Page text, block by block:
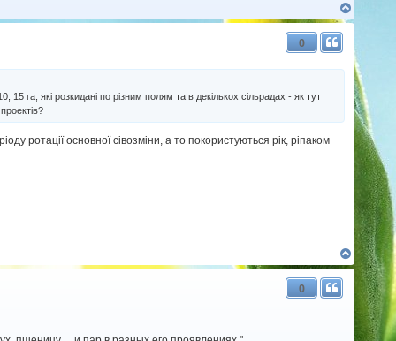
о
р
и
0
га, які розкидані по різним полям та в декількох сільрадах - як тут
ротації основної сівозміни, а то покористуються рік, ріпаком
Д
о
0